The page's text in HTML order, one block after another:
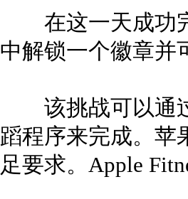
在这一天成功完
中解锁一个徽章并
该挑战可以通过
蹈程序来完成。苹
足要求。Apple